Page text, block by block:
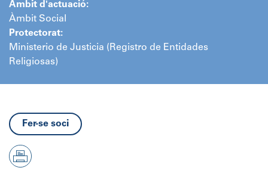
Àmbit d'actuació:
Àmbit Social
Protectorat:
Ministerio de Justicia (Registro de Entidades
Religiosas)
Fer-se soci